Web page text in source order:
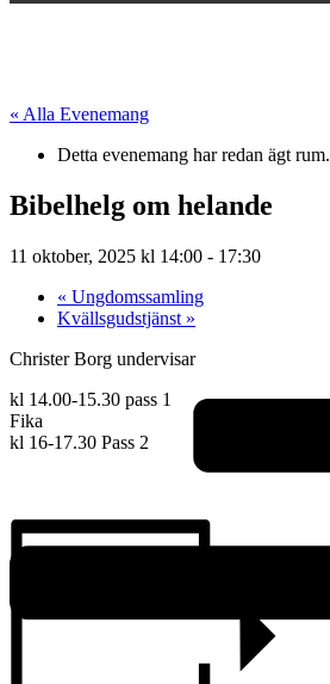
« Alla Evenemang
Detta evenemang har redan ägt rum.
Bibelhelg om helande
11 oktober, 2025 kl 14:00 - 17:30
« Ungdomssamling
Kvällsgudstjänst »
Christer Borg undervisar
kl 14.00-15.30 pass 1
Fika
kl 16-17.30 Pass 2